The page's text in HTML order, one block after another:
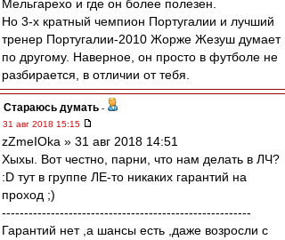
Мельгарехо и где он более полезен.
Но 3-х кратный чемпион Португалии и лучший
тренер Португалии-2010 Жорже Жезуш думает
по другому. Наверное, он просто в футболе не
разбирается, в отличии от тебя.
Стараюсь думать -
31 авг 2018 15:15
zZmeIOka » 31 авг 2018 14:51
Хыхы. Вот честно, парни, что нам делать в ЛЧ?
:D тут в группе ЛЕ-то никаких гарантий на
проход ;)
--------------------------------------------------------
Гарантий нет ,а шансы есть ,даже возросли с